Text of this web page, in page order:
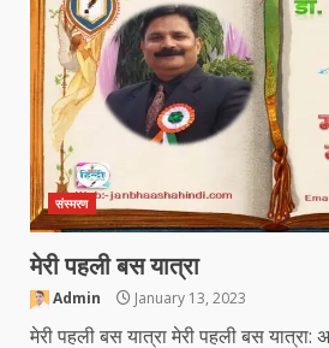
संस्मरण
मेरी पहली बस यात्रा
Admin January 13, 2023
मेरी पहली बस यात्रा मेरी पहली बस